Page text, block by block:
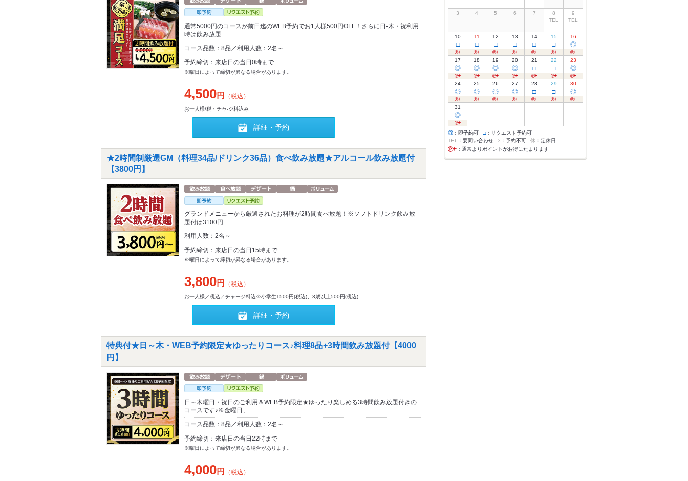
通常5000円のコースが前日迄のWEB予約でお1人様500円OFF！さらに日-木・祝利用
時は飲み放題…
コース品数：8品／利用人数：2名～
予約締切：来店日の当日0時まで
※曜日によって締切が異なる場合があります。
4,500円 （税込）
お一人様/税・チャ-ジ料込み
詳細・予約
★2時間制厳選GM（料理34品/ドリンク36品）食べ飲み放題★アルコール飲み放題付
【3800円】
グランドメニューから厳選されたお料理が2時間食べ放題！※ソフトドリンク飲み放
題付は3100円
利用人数：2名～
予約締切：来店日の当日15時まで
※曜日によって締切が異なる場合があります。
3,800円 （税込）
お一人様／税込／チャージ料込※小学生1500円(税込)、3歳以上500円(税込)
詳細・予約
特典付★日～木・WEB予約限定★ゆったりコース♪料理8品+3時間飲み放題付【4000
円】
日～木曜日・祝日のご利用＆WEB予約限定★ゆったり楽しめる3時間飲み放題付きの
コースです♪※金曜日、…
コース品数：8品／利用人数：2名～
予約締切：来店日の当日22時まで
※曜日によって締切が異なる場合があります。
4,000円 （税込）
3 4 5 6 7
8
TEL
9
TEL
10
□
11
□
12
□
13
□
14
□
15
□
16
◎
17
◎
18
◎
19
◎
20
◎
21
□
22
□
23
◎
24
◎
25
◎
26
◎
27
◎
28
□
29
□
30
◎
31
◎
◎ ：即予約可 □ ：リクエスト予約可
TEL
：要問い合わせ × ：予約不可 休 ：定休日
：通常よりポイントがお得にたまります